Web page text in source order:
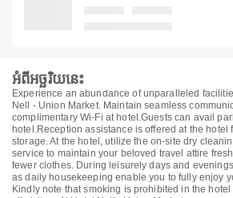
អំពីអច្ឆរិយនេះ
Experience an abundance of unparalleled
Nell - Union Market. Maintain seamless
complimentary Wi-Fi at hotel.Guests can avail
hotel.Reception assistance is offered at the hotel
storage. At the hotel, utilize the on-site dry
service to maintain your beloved travel attire
fewer clothes. During leisurely days and
as daily housekeeping enable you to fully enjoy
Kindly note that smoking is prohibited in the